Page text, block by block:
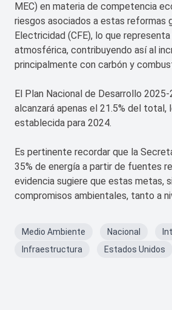
MEC) en materia de competencia
riesgos asociados a estas reformas
Electricidad (CFE), lo que
atmosférica, contribuyendo así al
principalmente con carbón y
El Plan Nacional de Desarrollo
alcanzará apenas el 21.5% del
establecida para 2024.
Es pertinente recordar que la
35% de energía a partir de fuentes
evidencia sugiere que estas metas,
compromisos ambientales, tanto a
Medio Ambiente Nacional
Infraestructura
Estados Unidos